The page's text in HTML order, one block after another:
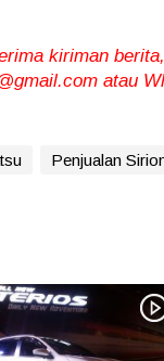
kiriman
atau
Penjualan